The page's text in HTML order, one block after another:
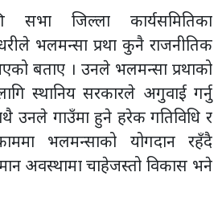
सभा जिल्ला कार्यसमितिका
भलमन्सा प्रथा कुनै राजनीतिक
बताए । उनले भलमन्सा प्रथाको
स्थानिय सरकारले अगुवाई गर्नु
उनले गाउँमा हुने हरेक गतिविधि र
भलमन्साको योगदान रहँदै
अवस्थामा चाहेजस्तो विकास भने